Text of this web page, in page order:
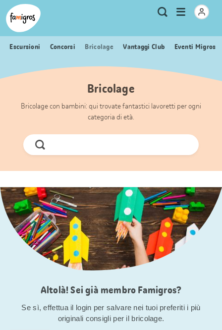
Navigazione
segnalibri
Header
Logo Metanavigazione
Ricerca
Apri
menu
Escursioni Concorsi Bricolage Vantaggi Club Eventi Migros
Bricolage
Bricolage con bambini: qui trovate fantastici lavoretti per ogni
categoria di età.
Cerca
ora
Altolà! Sei già membro Famigros?
Se sì, effettua il login per salvare nei tuoi preferiti i più
originali consigli per il bricolage.